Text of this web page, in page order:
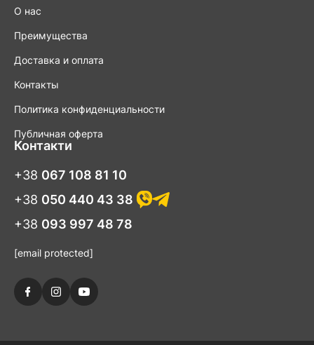
О нас
Преимущества
Доставка и оплата
Контакты
Политика конфиденциальности
Публичная оферта
Контакти
+38 067 108 81 10
+38 050 440 43 38
+38 093 997 48 78
[email protected]